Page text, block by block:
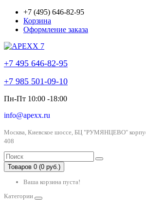
+7 (495) 646-82-95
Корзина
Оформление заказа
+7 495 646-82-95
+7 985 501-09-10
Пн-Пт 10:00 -18:00
info@apexx.ru
Москва, Киевское шоссе, БЦ "РУМЯНЦЕВО"
408
Товаров 0 (0 руб.)
Ваша корзина пуста!
Категории